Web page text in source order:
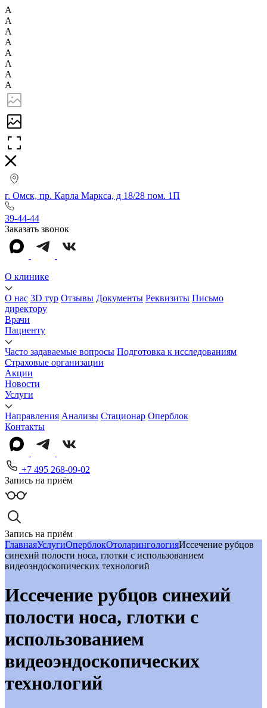
А
А
А
А
А
А
А
А
г. Омск, пр. Карла Маркса, д 18/28 пом. 1П
39-44-44
Заказать звонок
О клинике
О нас 3D тур Отзывы Документы Реквизиты Письмо
директору
Врачи
Пациенту
Часто задаваемые вопросы Подготовка к исследованиям
Страховые организации
Акции
Новости
Услуги
Направления Анализы Стационар Оперблок
Контакты
+7 495 268-09-02
Запись на приём
Запись на приём
ГлавнаяУслугиОперблокОтоларингологияИссечение рубцов
синехий полости носа, глотки с использованием
видеоэндоскопических технологий
Иссечение рубцов синехий
полости носа, глотки с
использованием
видеоэндоскопических
технологий